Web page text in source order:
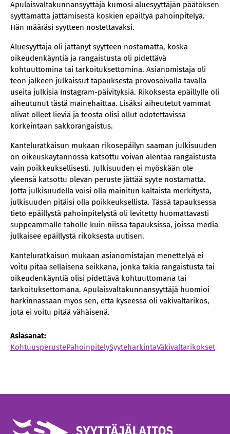
Apulaisvaltakunnansyyttäjä kumosi aluesyyttäjän päätöksen
syyttämättä jättämisestä koskien epäiltyä pahoinpitelyä.
Hän määräsi syytteen nostettavaksi.
Aluesyyttäjä oli jättänyt syytteen nostamatta, koska
oikeudenkäyntiä ja rangaistusta oli pidettävä
kohtuuttomina tai tarkoituksettomina. Asianomistaja oli
teon jälkeen julkaissut tapauksesta provosoivalla tavalla
useita julkisia Instagram-päivityksiä. Rikoksesta epäillylle oli
aiheutunut tästä mainehaittaa. Lisäksi aiheutetut vammat
olivat olleet lieviä ja teosta olisi ollut odotettavissa
korkeintaan sakkorangaistus.
Kanteluratkaisun mukaan rikosepäilyn saaman julkisuuden
on oikeuskäytännössä katsottu voivan alentaa rangaistusta
vain poikkeuksellisesti. Julkisuuden ei myöskään ole
yleensä katsottu olevan peruste jättää syyte nostamatta.
Jotta julkisuudella voisi olla mainitun kaltaista merkitystä,
julkisuuden pitäisi olla poikkeuksellista. Tässä tapauksessa
tieto epäillystä pahoinpitelystä oli levitetty huomattavasti
suppeammalle taholle kuin niissä tapauksissa, joissa media
julkaisee epäillystä rikoksesta uutisen.
Kanteluratkaisun mukaan asianomistajan menettelyä ei
voitu pitää sellaisena seikkana, jonka takia rangaistusta tai
oikeudenkäyntiä olisi pidettävä kohtuuttomana tai
tarkoituksettomana. Apulaisvaltakunnansyyttäjä huomioi
harkinnassaan myös sen, että kyseessä oli väkivaltarikos,
jota ei voitu pitää vähäisenä.
Asiasanat:
KohtuusperustePahoinpitelySyyteharkintaVäkivaltarikokset